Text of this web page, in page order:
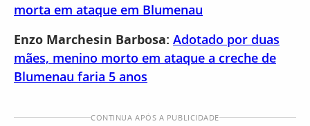
morta em ataque em Blumenau
Enzo Marchesin Barbosa: Adotado por duas
mães, menino morto em ataque a creche de
Blumenau faria 5 anos
CONTINUA APÓS A PUBLICIDADE